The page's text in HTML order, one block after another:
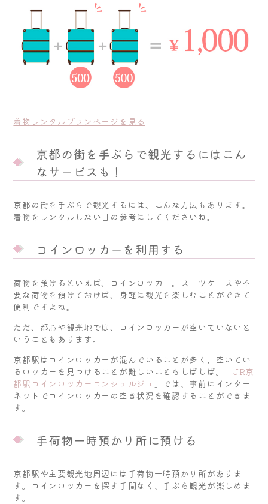
着物レンタルプランページを見る
京都の街を手ぶらで観光するにはこん
なサービスも！
京都の街を手ぶらで観光するには、こんな方法もあります。
着物をレンタルしない日の参考にしてくださいね。
コインロッカーを利用する
荷物を預けるといえば、コインロッカー。スーツケースや不
要な荷物を預けておけば、身軽に観光を楽しむことができて
便利ですよね。
ただ、都心や観光地では、コインロッカーが空いていないと
いうこともあります。
京都駅はコインロッカーが混んでいることが多く、空いてい
るロッカーを見つけることが難しいこともしばしば。「JR京
都駅コインロッカーコンシェルジュ 」では、事前にインター
ネットでコインロッカーの空き状況を確認することができま
す。
手荷物一時預かり所に預ける
京都駅や主要観光地周辺には手荷物一時預かり所がありま
す。コインロッカーを探す手間なく、手ぶら観光が楽しめま
す。